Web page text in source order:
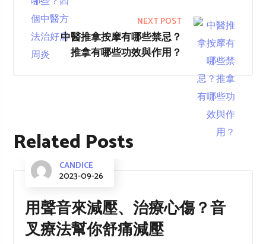
NEXT POST
中醫推拿按摩有哪些禁忌？
推拿有哪些功效與作用？
Related Posts
CANDICE
2023-09-26
用聲音來減壓、治療心傷？音
叉療法幫你舒痛減壓